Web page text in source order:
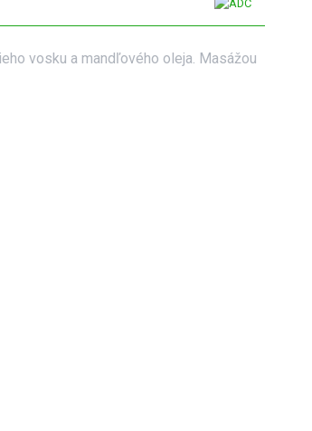
vosku a mandľového oleja. Masážou